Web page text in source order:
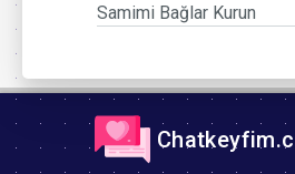
Samimi Bağlar Kurun